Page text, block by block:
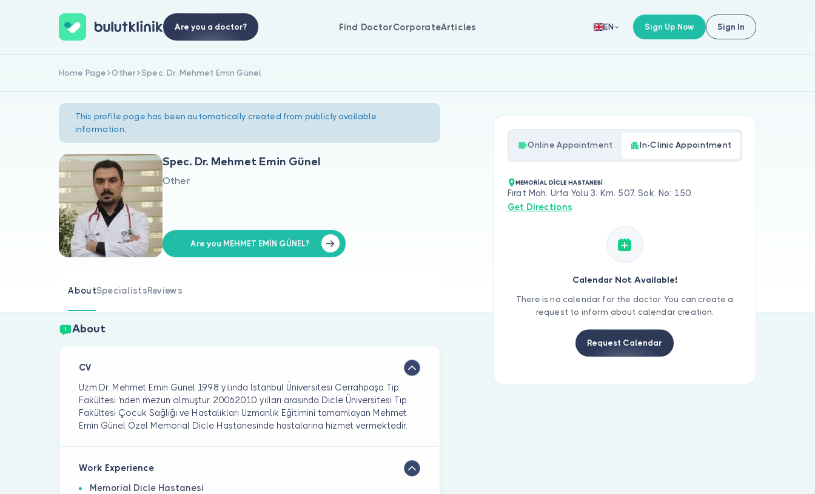
Are you a doctor? Find DoctorCorporateArticles EN Sign Up Now Sign In
Home Page Other Spec. Dr. Mehmet Emin Günel
This profile page has been automatically created from publicly available
information.
Spec. Dr. Mehmet Emin Günel
Other
Are you MEHMET EMİN GÜNEL?
AboutSpecialistsReviews
About
CV
Uzm.Dr. Mehmet Emin Günel 1998 yılında İstanbul Üniversitesi Cerrahpaşa Tıp
Fakültesi 'nden mezun olmuştur. 20062010 yılları arasında Dicle Üniversitesi Tıp
Fakültesi Çocuk Sağlığı ve Hastalıkları Uzmanlık Eğitimini tamamlayan Mehmet
Emin Günel Özel Memorial Dicle Hastanesinde hastalarına hizmet vermektedir.
Work Experience
Memorial Dicle Hastanesi
Online Appointment In-Clinic Appointment
MEMORİAL DİCLE HASTANESİ
Fırat Mah. Urfa Yolu 3. Km. 507. Sok. No: 150
Get Directions
Calendar Not Available!
There is no calendar for the doctor. You can create a
request to inform about calendar creation.
Request Calendar